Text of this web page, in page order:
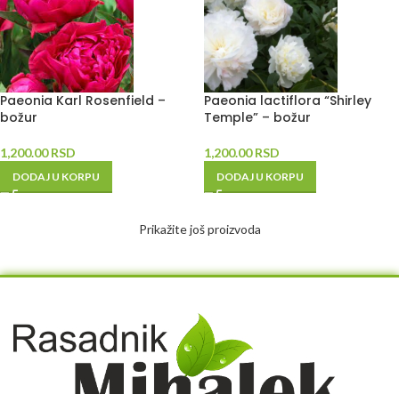
Paeonia Karl Rosenfield –
božur
1,200.00RSD
DODAJ U KORPU
Paeonia lactiflora “Shirley
Temple” – božur
1,200.00RSD
DODAJ U KORPU
Prikažite još proizvoda